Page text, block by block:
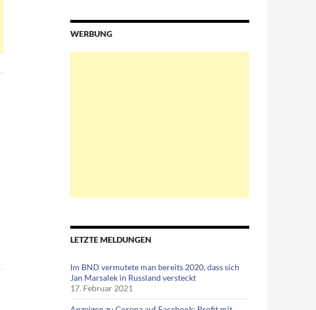
WERBUNG
LETZTE MELDUNGEN
Im BND vermutete man bereits 2020, dass sich
Jan Marsalek in Russland versteckt
17. Februar 2021